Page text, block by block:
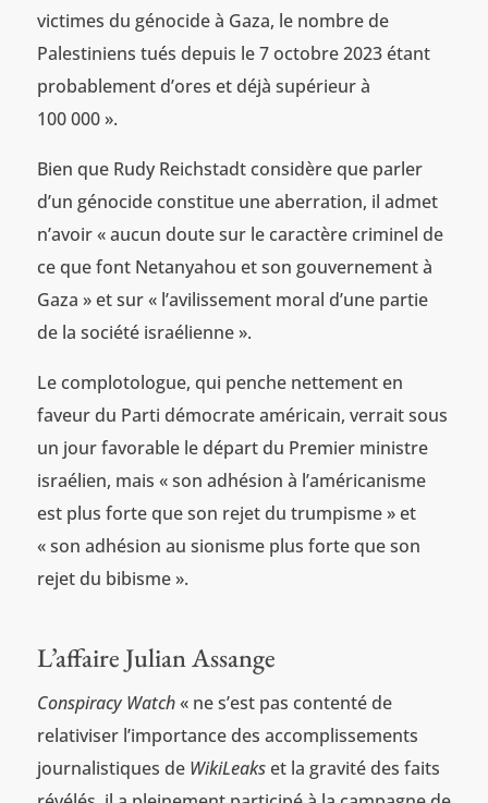
victimes du génocide à Gaza, le nombre de
Palestiniens tués depuis le 7 octobre 2023 étant
probablement d’ores et déjà supérieur à
100 000 ».
Bien que Rudy Reichstadt considère que parler
d’un génocide constitue une aberration, il admet
n’avoir « aucun doute sur le caractère criminel de
ce que font Netanyahou et son gouvernement à
Gaza » et sur « l’avilissement moral d’une partie
de la société israélienne ».
Le complotologue, qui penche nettement en
faveur du Parti démocrate américain, verrait sous
un jour favorable le départ du Premier ministre
israélien, mais « son adhésion à l’américanisme
est plus forte que son rejet du trumpisme » et
« son adhésion au sionisme plus forte que son
rejet du bibisme ».
L’affaire Julian Assange
Conspiracy Watch« ne s’est pas contenté de
relativiser l’importance des accomplissements
journalistiques de WikiLeakset la gravité des faits